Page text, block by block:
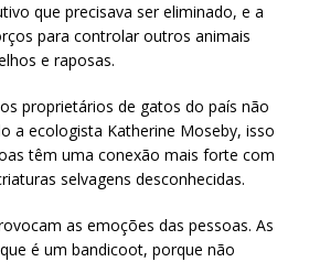
que precisava ser eliminado, e a
para controlar outros animais
e raposas.
proprietários de gatos do país não
a ecologista Katherine Moseby, isso
têm uma conexão mais forte com
selvagens desconhecidas.
as emoções das pessoas. As
é um bandicoot, porque não